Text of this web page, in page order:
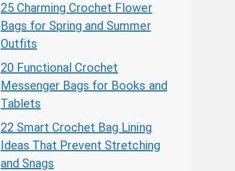
25 Charming Crochet Flower
Bags for Spring and Summer
Outfits
20 Functional Crochet
Messenger Bags for Books and
Tablets
22 Smart Crochet Bag Lining
Ideas That Prevent Stretching
and Snags